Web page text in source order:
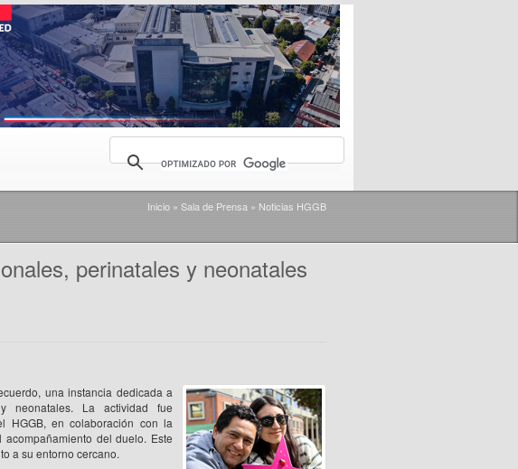
Inicio» Sala de Prensa» Noticias HGGB
perinatales y neonatales
una instancia dedicada a
neonatales. La actividad fue
HGGB, en colaboración con la
del duelo. Este
a su entorno cercano.